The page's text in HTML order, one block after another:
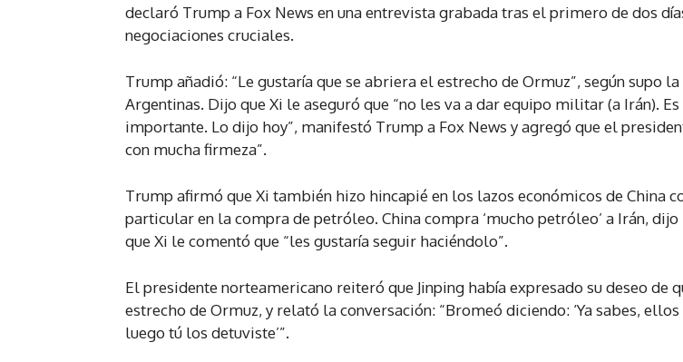
declaró Trump a Fox News en una entrevista grabada tras el primero de dos
negociaciones cruciales.
Trump añadió: “Le gustaría que se abriera el estrecho de Ormuz”, según supo
Argentinas. Dijo que Xi le aseguró que “no les va a dar equipo militar (a Irán).
importante. Lo dijo hoy”, manifestó Trump a Fox News y agregó que el
con mucha firmeza”.
Trump afirmó que Xi también hizo hincapié en los lazos económicos de China
particular en la compra de petróleo. China compra ‘mucho petróleo’ a Irán,
que Xi le comentó que “les gustaría seguir haciéndolo”.
El presidente norteamericano reiteró que Jinping había expresado su deseo de
estrecho de Ormuz, y relató la conversación: “Bromeó diciendo: ‘Ya sabes,
luego tú los detuviste’”.